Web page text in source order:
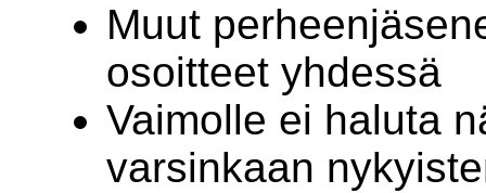
Muut
osoitteet yhdessä
Vaimolle ei haluta
varsinkaan